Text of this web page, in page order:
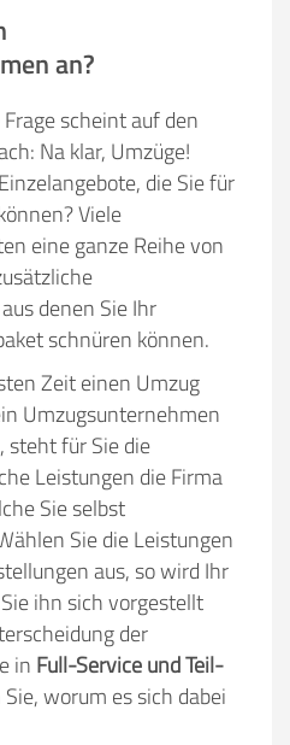
an?
scheint auf den
Na klar, Umzüge!
die Sie für
Viele
eine ganze Reihe von
denen Sie Ihr
schnüren können.
Zeit einen Umzug
Umzugsunternehmen
steht für Sie die
Leistungen die Firma
Sie selbst
Sie die Leistungen
aus, so wird Ihr
ihn sich vorgestellt
der
in Full-Service und Teil-
worum es sich dabei